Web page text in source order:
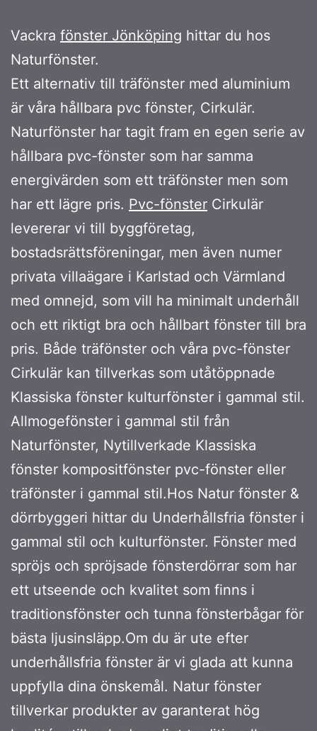
Vackra fönster Jönköping hittar du hos
Naturfönster.
Ett alternativ till träfönster med aluminium
är våra hållbara pvc fönster, Cirkulär.
Naturfönster har tagit fram en egen serie av
hållbara pvc-fönster som har samma
energivärden som ett träfönster men som
har ett lägre pris. Pvc-fönster Cirkulär
levererar vi till byggföretag,
bostadsrättsföreningar, men även numer
privata villaägare i Karlstad och Värmland
med omnejd, som vill ha minimalt underhåll
och ett riktigt bra och hållbart fönster till bra
pris. Både träfönster och våra pvc-fönster
Cirkulär kan tillverkas som utåtöppnade
Klassiska fönster kulturfönster i gammal stil.
Allmogefönster i gammal stil från
Naturfönster, Nytillverkade Klassiska
fönster kompositfönster pvc-fönster eller
träfönster i gammal stil.Hos Natur fönster &
dörrbyggeri hittar du Underhållsfria fönster i
gammal stil och kulturfönster. Fönster med
spröjs och spröjsade fönsterdörrar som har
ett utseende och kvalitet som finns i
traditionsfönster och tunna fönsterbågar för
bästa ljusinsläpp.Om du är ute efter
underhållsfria fönster är vi glada att kunna
uppfylla dina önskemål. Natur fönster
tillverkar produkter av garanterat hög